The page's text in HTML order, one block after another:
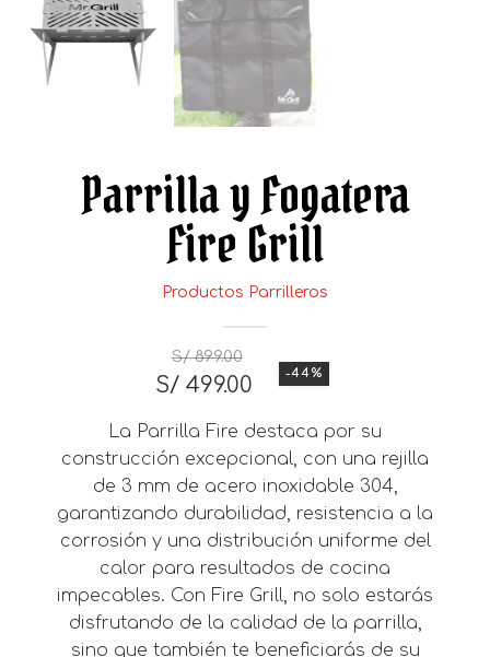
Parrilla y Fogatera
Fire Grill
Productos Parrilleros
S/899.00
El
original
era:
S/ 899.00.
S/ 499.00
actual
es:
S/ 499.00.
-44%
La Parrilla Fire destaca por su
construcción excepcional, con una rejilla
de 3 mm de acero inoxidable 304,
garantizando durabilidad, resistencia a la
corrosión y una distribución uniforme del
calor para resultados de cocina
impecables. Con Fire Grill, no solo estarás
disfrutando de la calidad de la parrilla,
sino que también te beneficiarás de su